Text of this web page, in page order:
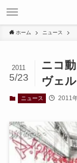
ホーム ニュース
ニコ
ヴェ
2011
5/23
ニュース 2011